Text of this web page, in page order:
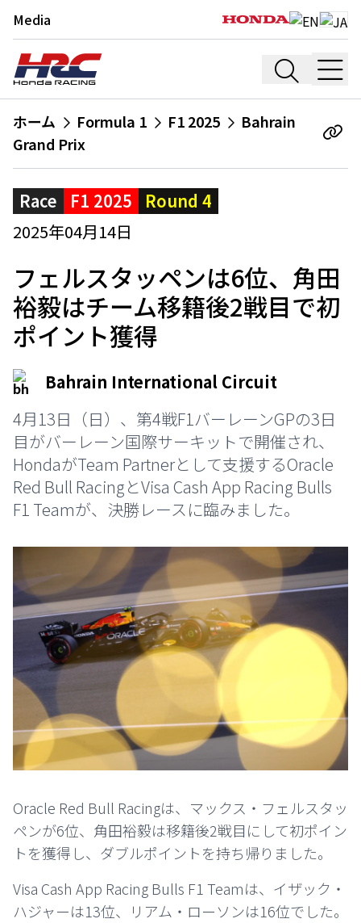
Media
ホーム Formula 1 F1 2025
Bahrain
Grand Prix
Race F1 2025
Round 4
2025年04月14日
フェルスタッペンは6位、角田
裕毅はチーム移籍後2戦目で初
ポイント獲得
Bahrain International Circuit
4月13日（日）、第4戦F1バーレーンGPの3日
目がバーレーン国際サーキットで開催され、
HondaがTeam Partnerとして支援するOracle
Red Bull RacingとVisa Cash App Racing Bulls
F1 Teamが、決勝レースに臨みました。
Oracle Red Bull Racingは、マックス・フェルスタッ
ペンが6位、角田裕毅は移籍後2戦目にして初ポイン
トを獲得し、ダブルポイントを持ち帰りました。
Visa Cash App Racing Bulls F1 Teamは、イザック・
ハジャーは13位、リアム・ローソンは16位でした。